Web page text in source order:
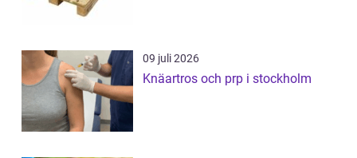
09 juli 2026
Knäartros och prp i stockholm